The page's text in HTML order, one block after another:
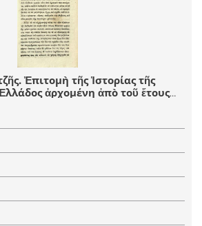
Ἐπιτομὴ τῆς Ἱστορίας τῆς
ἀρχομένη ἀπὸ τοῦ ἔτους
τὸ 1835..., Ἀθήνα, τ. Α´-Β´, ἐκ τῆς
τοῦ Κωνστ. Καστόρχη καὶ
τ. Γ´-Δ´, ἐκ τῆς Τυπογραφίας Κ.